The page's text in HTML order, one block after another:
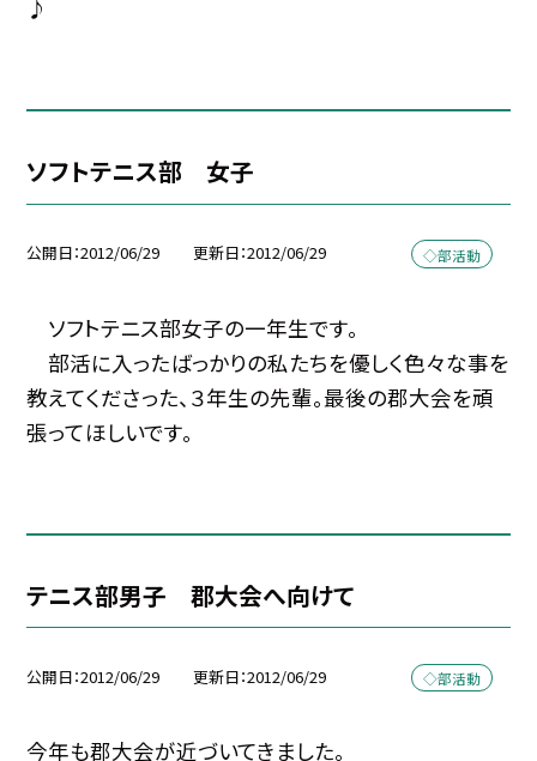
♪
ソフトテニス部 女子
公開日 2012/06/29 更新日 2012/06/29 ◇部活動
ソフトテニス部女子の一年生です。
部活に入ったばっかりの私たちを優しく色々な事を
教えてくださった、３年生の先輩。最後の郡大会を頑
張ってほしいです。
テニス部男子 郡大会へ向けて
公開日 2012/06/29 更新日 2012/06/29 ◇部活動
今年も郡大会が近づいてきました。